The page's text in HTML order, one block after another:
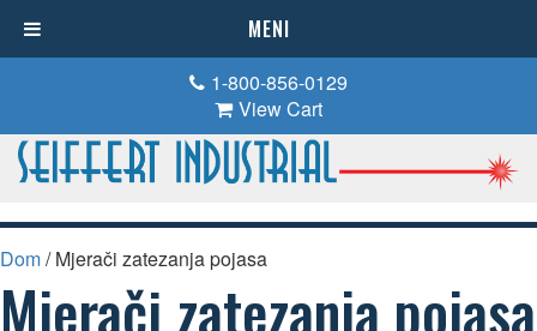
1-800-856-0129
View Cart
Dom/ Mjerači zatezanja pojasa
Mjerači zatezanja pojasa
MENI